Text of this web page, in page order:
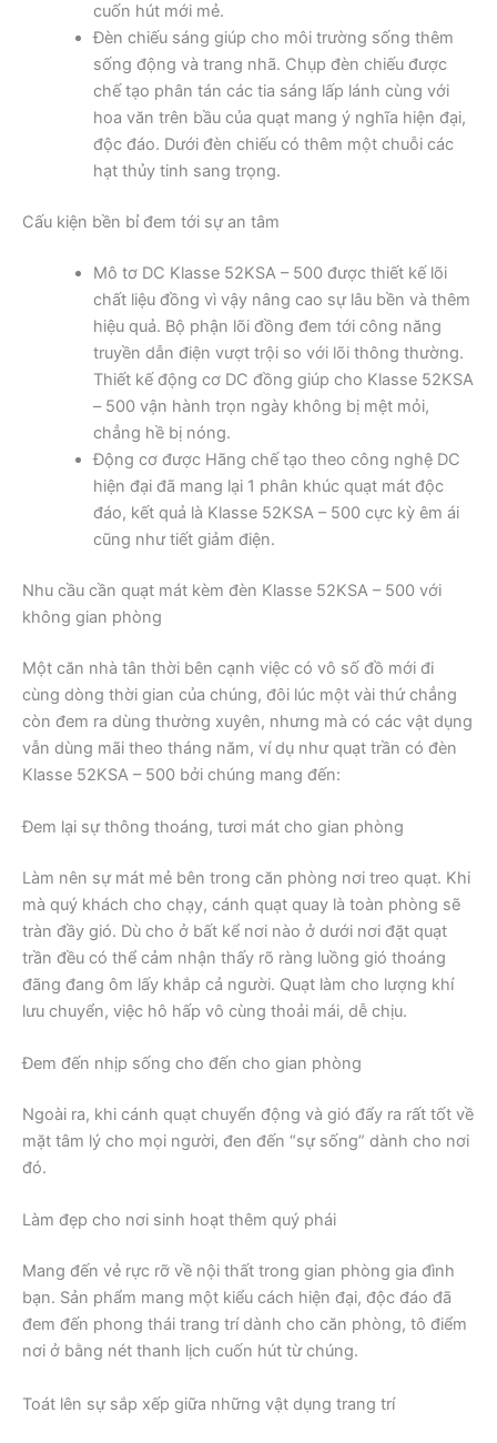
cuốn hút mới mẻ.
Đèn chiếu sáng giúp cho môi trường sống thêm
sống động và trang nhã. Chụp đèn chiếu được
chế tạo phân tán các tia sáng lấp lánh cùng với
hoa văn trên bầu của quạt mang ý nghĩa hiện đại,
độc đáo. Dưới đèn chiếu có thêm một chuỗi các
hạt thủy tinh sang trọng.
Cấu kiện bền bỉ đem tới sự an tâm
Mô tơ DC Klasse 52KSA – 500 được thiết kế lõi
chất liệu đồng vì vậy nâng cao sự lâu bền và thêm
hiệu quả. Bộ phận lõi đồng đem tới công năng
truyền dẫn điện vượt trội so với lõi thông thường.
Thiết kế động cơ DC đồng giúp cho Klasse 52KSA
– 500 vận hành trọn ngày không bị mệt mỏi,
chẳng hề bị nóng.
Động cơ được Hãng chế tạo theo công nghệ DC
hiện đại đã mang lại 1 phân khúc quạt mát độc
đáo, kết quả là Klasse 52KSA – 500 cực kỳ êm ái
cũng như tiết giảm điện.
Nhu cầu cần quạt mát kèm đèn Klasse 52KSA – 500 với
không gian phòng
Một căn nhà tân thời bên cạnh việc có vô số đồ mới đi
cùng dòng thời gian của chúng, đôi lúc một vài thứ chẳng
còn đem ra dùng thường xuyên, nhưng mà có các vật dụng
vẫn dùng mãi theo tháng năm, ví dụ như quạt trần có đèn
Klasse 52KSA – 500 bởi chúng mang đến:
Đem lại sự thông thoáng, tươi mát cho gian phòng
Làm nên sự mát mẻ bên trong căn phòng nơi treo quạt. Khi
mà quý khách cho chạy, cánh quạt quay là toàn phòng sẽ
tràn đầy gió. Dù cho ở bất kể nơi nào ở dưới nơi đặt quạt
trần đều có thể cảm nhận thấy rõ ràng luồng gió thoáng
đãng đang ôm lấy khắp cả người. Quạt làm cho lượng khí
lưu chuyển, việc hô hấp vô cùng thoải mái, dễ chịu.
Đem đến nhịp sống cho đến cho gian phòng
Ngoài ra, khi cánh quạt chuyển động và gió đẩy ra rất tốt về
mặt tâm lý cho mọi người, đen đến “sự sống” dành cho nơi
đó.
Làm đẹp cho nơi sinh hoạt thêm quý phái
Mang đến vẻ rực rỡ về nội thất trong gian phòng gia đình
bạn. Sản phẩm mang một kiểu cách hiện đại, độc đáo đã
đem đến phong thái trang trí dành cho căn phòng, tô điểm
nơi ở bằng nét thanh lịch cuốn hút từ chúng.
Toát lên sự sắp xếp giữa những vật dụng trang trí